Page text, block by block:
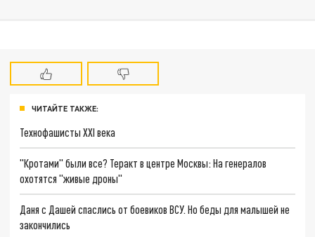
ЧИТАЙТЕ ТАКЖЕ:
Технофашисты XXI века
"Кротами" были все? Теракт в центре Москвы: На генералов
охотятся "живые дроны"
Даня с Дашей спаслись от боевиков ВСУ. Но беды для малышей не
закончились